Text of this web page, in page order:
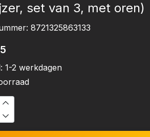
set van 3, met oren)
8721325863133
1-2 werkdagen